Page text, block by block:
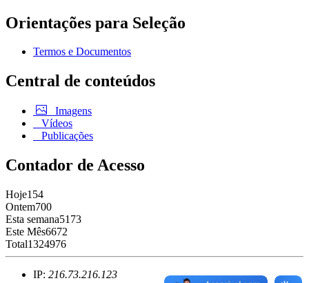
Orientações para Seleção
Termos e Documentos
Central de conteúdos
Imagens
Vídeos
Publicações
Contador de Acesso
Hoje154
Ontem700
Esta semana5173
Este Mês6672
Total1324976
IP: 216.73.216.123